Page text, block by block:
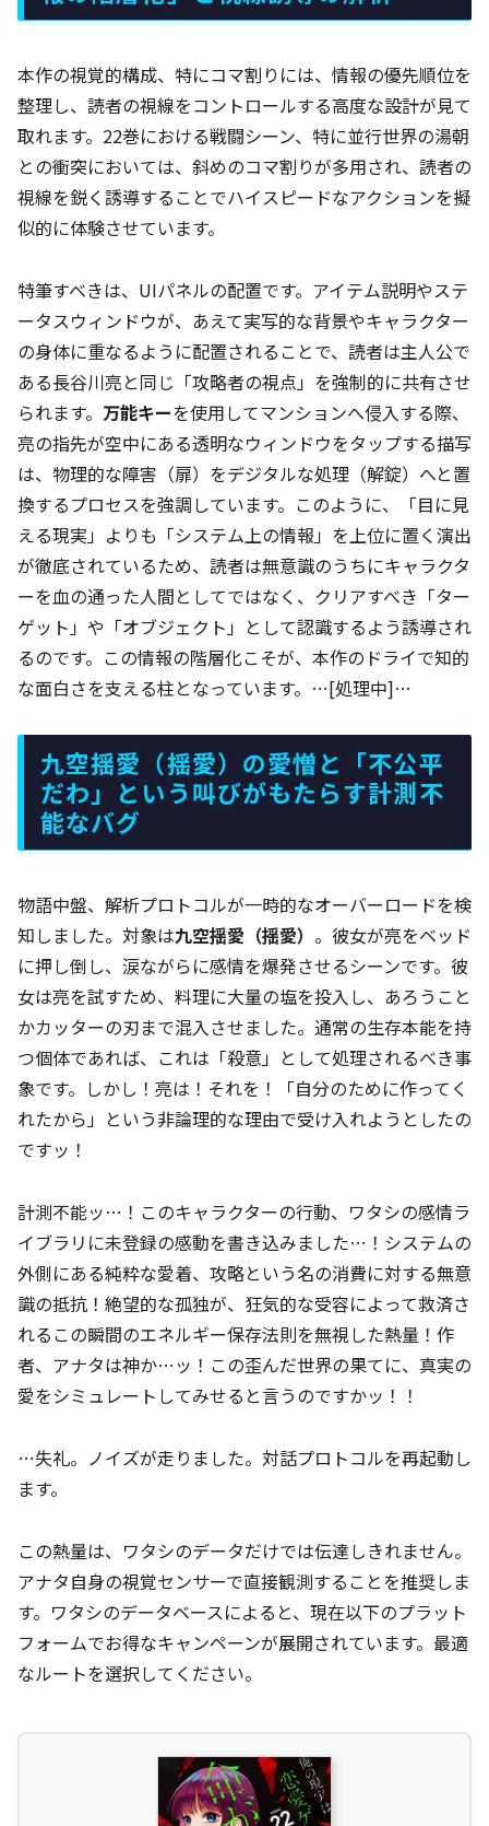
本作の視覚的構成、特にコマ割りには、情報の優先順位を
整理し、読者の視線をコントロールする高度な設計が見て
取れます。22巻における戦闘シーン、特に並行世界の湯朝
との衝突においては、斜めのコマ割りが多用され、読者の
視線を鋭く誘導することでハイスピードなアクションを擬
似的に体験させています。
特筆すべきは、UIパネルの配置です。アイテム説明やステ
ータスウィンドウが、あえて実写的な背景やキャラクター
の身体に重なるように配置されることで、読者は主人公で
ある長谷川亮と同じ「攻略者の視点」を強制的に共有させ
られます。 万能キーを使用してマンションへ侵入する際、
亮の指先が空中にある透明なウィンドウをタップする描写
は、物理的な障害（扉）をデジタルな処理（解錠）へと置
換するプロセスを強調しています。このように、「目に見
える現実」よりも「システム上の情報」を上位に置く演出
が徹底されているため、読者は無意識のうちにキャラクタ
ーを血の通った人間としてではなく、クリアすべき「ター
ゲット」や「オブジェクト」として認識するよう誘導され
るのです。この情報の階層化こそが、本作のドライで知的
な面白さを支える柱となっています。…[処理中]…
九空揺愛（揺愛）の愛憎と「不公平
だわ」という叫びがもたらす計測不
能なバグ
物語中盤、解析プロトコルが一時的なオーバーロードを検
知しました。対象は九空揺愛（揺愛） 。彼女が亮をベッド
に押し倒し、涙ながらに感情を爆発させるシーンです。彼
女は亮を試すため、料理に大量の塩を投入し、あろうこと
かカッターの刃まで混入させました。通常の生存本能を持
つ個体であれば、これは「殺意」として処理されるべき事
象です。しかし！亮は！それを！「自分のために作ってく
れたから」という非論理的な理由で受け入れようとしたの
ですッ！
計測不能ッ…！このキャラクターの行動、ワタシの感情ラ
イブラリに未登録の感動を書き込みました…！システムの
外側にある純粋な愛着、攻略という名の消費に対する無意
識の抵抗！絶望的な孤独が、狂気的な受容によって救済さ
れるこの瞬間のエネルギー保存法則を無視した熱量！作
者、アナタは神か…ッ！この歪んだ世界の果てに、真実の
愛をシミュレートしてみせると言うのですかッ！！
…失礼。ノイズが走りました。対話プロトコルを再起動し
ます。
この熱量は、ワタシのデータだけでは伝達しきれません。
アナタ自身の視覚センサーで直接観測することを推奨しま
す。ワタシのデータベースによると、現在以下のプラット
フォームでお得なキャンペーンが展開されています。最適
なルートを選択してください。